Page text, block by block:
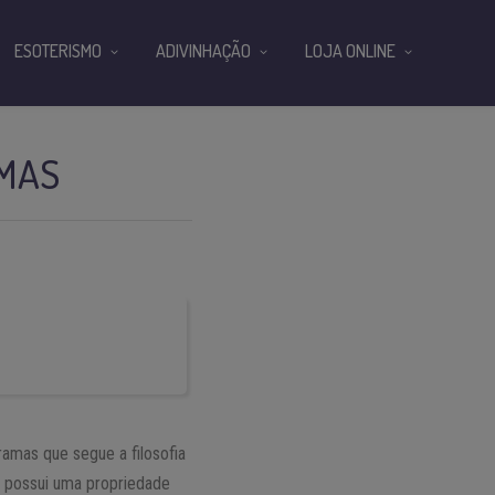
que segue a filosofia
uma propriedade
ESOTERISMO ADIVINHAÇÃO LOJA ONLINE